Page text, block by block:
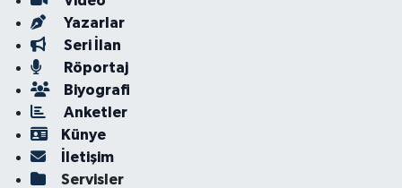
Yazarlar
Seri İlan
Röportaj
Biyografi
Anketler
Künye
İletişim
Servisler